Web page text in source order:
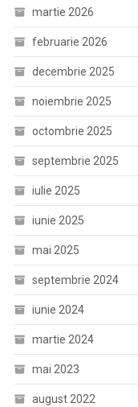
martie 2026
februarie 2026
decembrie 2025
noiembrie 2025
octombrie 2025
septembrie 2025
iulie 2025
iunie 2025
mai 2025
septembrie 2024
iunie 2024
martie 2024
mai 2023
august 2022